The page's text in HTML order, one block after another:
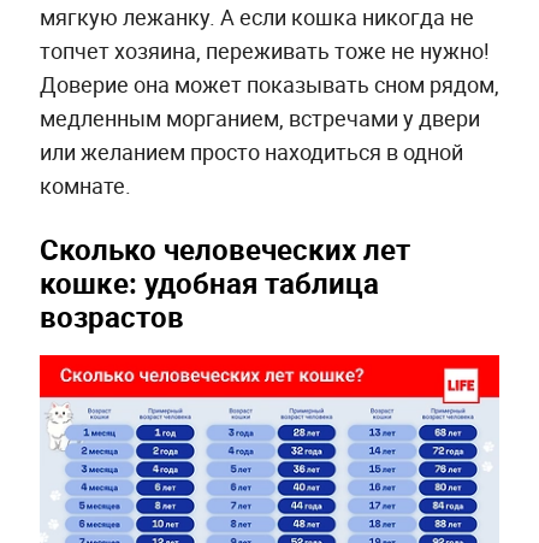
мягкую лежанку. А если кошка никогда не
топчет хозяина, переживать тоже не нужно!
Доверие она может показывать сном рядом,
медленным морганием, встречами у двери
или желанием просто находиться в одной
комнате.
Сколько человеческих лет
кошке: удобная таблица
возрастов